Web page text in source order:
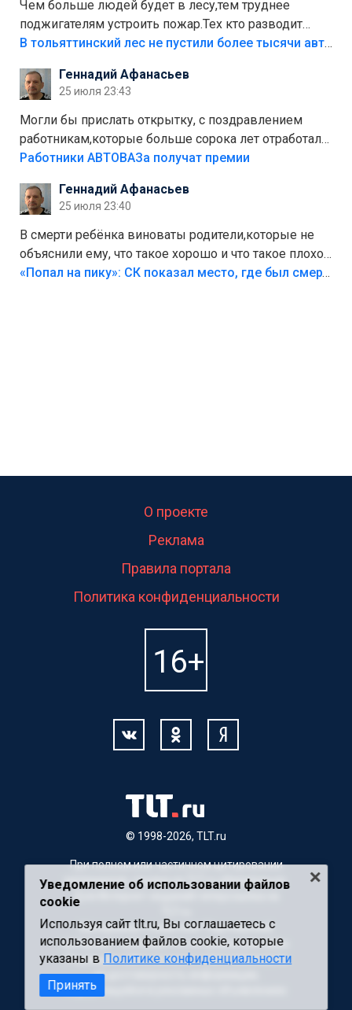
Чем больше людей будет в лесу,тем труднее
поджигателям устроить пожар.Тех кто разводит
костры,тех надо безбожно штрафовать.Камер полно
Штрафы мизерные.
В тольяттинский лес не пустили более тысячи автомобилей
Геннадий Афанасьев
25 июля 23:43
Могли бы прислать открытку, с поздравлением
работникам,которые больше сорока лет отработали
на предприятии.
Работники АВТОВАЗа получат премии
Геннадий Афанасьев
25 июля 23:40
В смерти ребёнка виноваты родители,которые не
объяснили ему, что такое хорошо и что такое плохо!
Лезть через такой забор,верх безумия,есть же
«Попал на пику»: СК показал место, где был смертельно травмирован ребенок в Тольятти
© 1998-2026, TLT.ru
О проекте
Реклама
Правила портала
Политика конфиденциальности
При полном или частичном цитировании
материалов, ссылка на TLT.ru обязательна.
Для Интернет-изданий гиперссылка на
Материалы с пометкой "Партнерский
материал" публикуются на правах рекламы.
Редакция сайта не несет ответственности
за достоверность информации,
содержащейся в рекламных объявлениях
Уведомление об использовании файлов
cookie
Используя сайт tlt.ru, Вы соглашаетесь с
использованием файлов cookie, которые
указаны в Политике конфиденциальности
Принять